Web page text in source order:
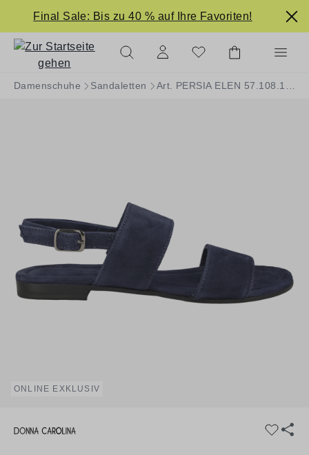
springen
Final Sale: Bis zu 40 % auf Ihre Favoriten!
Damenschuhe Sandaletten
ONLINE EXKLUSIV